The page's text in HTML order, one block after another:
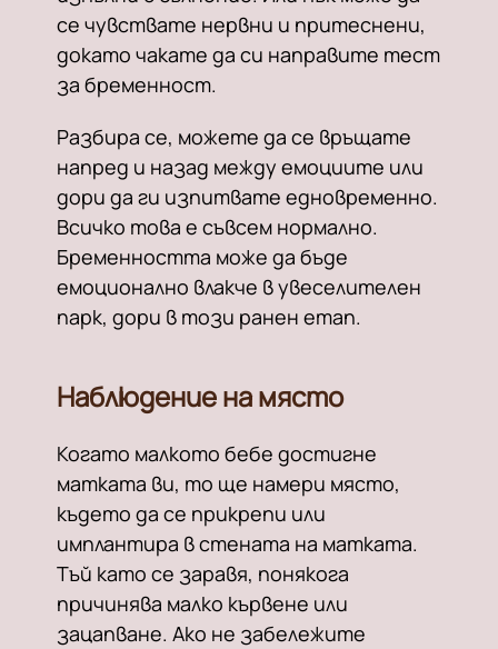
се чувствате нервни и притеснени,
докато чакате да си направите тест
за бременност.
Разбира се, можете да се връщате
напред и назад между емоциите или
дори да ги изпитвате едновременно.
Всичко това е съвсем нормално.
Бременността може да бъде
емоционално влакче в увеселителен
парк, дори в този ранен етап.
Наблюдение на място
Когато малкото бебе достигне
матката ви, то ще намери място,
където да се прикрепи или
имплантира в стената на матката.
Тъй като се заравя, понякога
причинява малко кървене или
зацапване. Ако не забележите